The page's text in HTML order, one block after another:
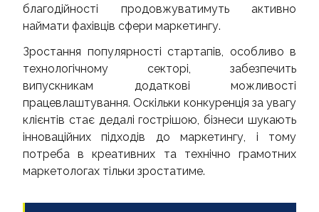
благодійності продовжуватимуть активно
наймати фахівців сфери маркетингу.
Зростання популярності стартапів, особливо в
технологічному секторі, забезпечить
випускникам додаткові можливості
працевлаштування. Оскільки конкуренція за увагу
клієнтів стає дедалі гострішою, бізнеси шукають
інноваційних підходів до маркетингу, і тому
потреба в креативних та технічно грамотних
маркетологах тільки зростатиме.